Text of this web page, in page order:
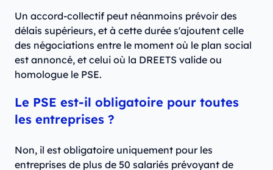
Un accord-collectif peut néanmoins prévoir des
délais supérieurs, et à cette durée s'ajoutent celle
des négociations entre le moment où le plan social
est annoncé, et celui où la DREETS valide ou
homologue le PSE.
Le PSE est-il obligatoire pour toutes
les entreprises ?
Non, il est obligatoire uniquement pour les
entreprises de plus de 50 salariés prévoyant de